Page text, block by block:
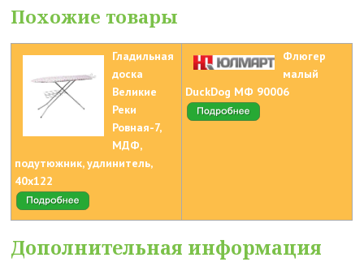
Похожие товары
Гладильная
доска
Великие
Реки
Ровная-7,
МДФ,
подутюжник, удлинитель,
40x122
Флюгер
малый
DuckDog МФ 90006
Дополнительная информация